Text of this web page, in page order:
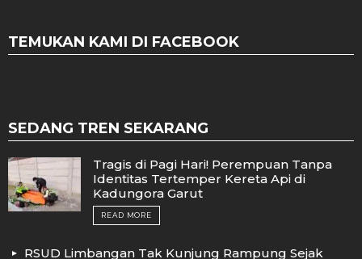
TEMUKAN KAMI DI FACEBOOK
SEDANG TREN SEKARANG
Tragis di Pagi Hari! Perempuan Tanpa
Identitas Tertemper Kereta Api di
Kadungora Garut
READ MORE
RSUD Limbangan Tak Kunjung Rampung Sejak